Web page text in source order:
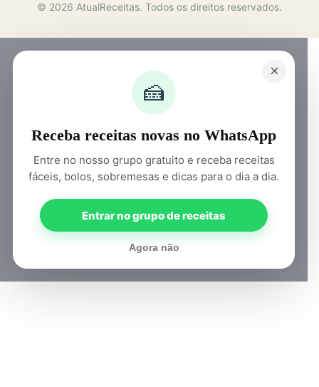
© 2026 AtualReceitas. Todos os direitos reservados.
×
🍰
Receba receitas novas no WhatsApp
Entre no nosso grupo gratuito e receba receitas
fáceis, bolos, sobremesas e dicas para o dia a dia.
Entrar no grupo de receitas
Agora não